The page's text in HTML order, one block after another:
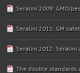
Seralini 2009: GMO/
Seralini 2011: GM
Seralini 2012: Séralini
The double standards